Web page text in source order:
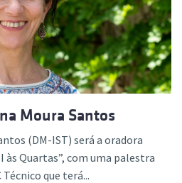
Moura Santos
(DM-IST) será a oradora
às Quartas”, com uma palestra
Técnico que terá...